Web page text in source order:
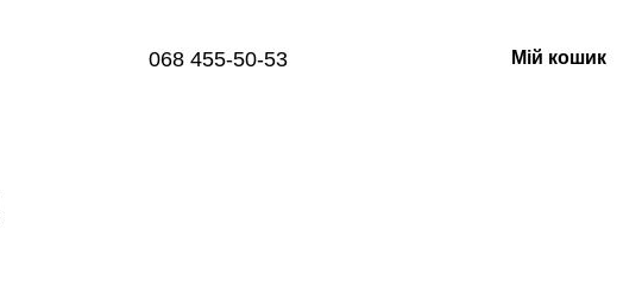
068 455-50-53 Мій кошик